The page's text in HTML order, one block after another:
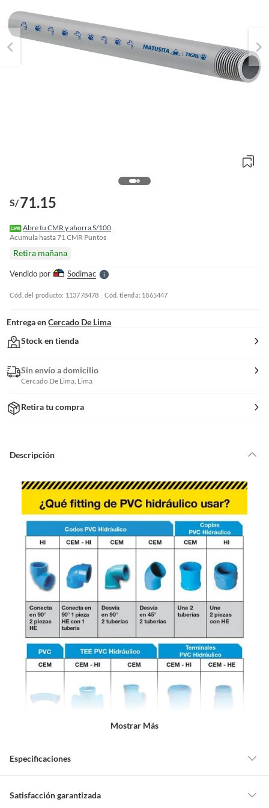
S/71.15
Abre tu CMR y ahorra S/100
Acumula hasta71CMR Puntos
Retira mañana
Vendido por SodimacS
e
r
Cód. del producto: 113778478 Cód. tienda: 1865447
Entrega en Cercado De Lima
Stock en tienda
Sin envío a domicilio
Cercado De Lima, Lima
Retira tu compra
Descripción
Mostrar Más
Especificaciones
Detalle de la garantía
Satisfacción garantizada